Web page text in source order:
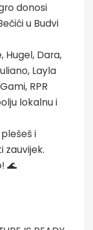
donosi
u Budvi
Hugel, Dara,
Layla
RPR
lokalnu i
i
zauvijek.
🌊